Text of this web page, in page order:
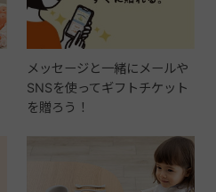
メッセージと一緒にメールや
SNSを使ってギフトチケット
を贈ろう！